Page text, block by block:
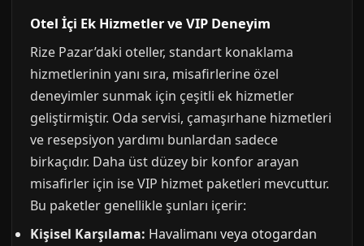
Otel İçi Ek Hizmetler ve VIP Deneyim
Rize Pazar’daki oteller, standart konaklama
hizmetlerinin yanı sıra, misafirlerine özel
deneyimler sunmak için çeşitli ek hizmetler
geliştirmiştir. Oda servisi, çamaşırhane hizmetleri
ve resepsiyon yardımı bunlardan sadece
birkaçıdır. Daha üst düzey bir konfor arayan
misafirler için ise VIP hizmet paketleri mevcuttur.
Bu paketler genellikle şunları içerir:
Kişisel Karşılama: Havalimanı veya otogardan